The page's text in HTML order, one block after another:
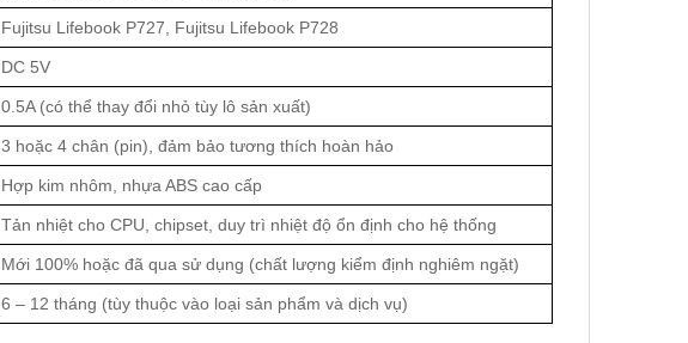
Fujitsu Lifebook P727, Fujitsu Lifebook P728
DC 5V
0.5A (có thể thay đổi nhỏ tùy lô sản xuất)
3 hoặc 4 chân (pin), đảm bảo tương thích hoàn hảo
Hợp kim nhôm, nhựa ABS cao cấp
Tản nhiệt cho CPU, chipset, duy trì nhiệt độ ổn định cho hệ thống
Mới 100% hoặc đã qua sử dụng (chất lượng kiểm định nghiêm ngặt)
6 – 12 tháng (tùy thuộc vào loại sản phẩm và dịch vụ)